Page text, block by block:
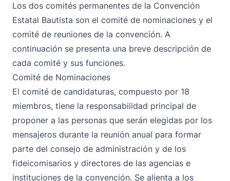
Los dos comités permanentes de la Convención
Estatal Bautista son el comité de nominaciones y el
comité de reuniones de la convención. A
continuación se presenta una breve descripción de
cada comité y sus funciones.
Comité de Nominaciones
El comité de candidaturas, compuesto por 18
miembros, tiene la responsabilidad principal de
proponer a las personas que serán elegidas por los
mensajeros durante la reunión anual para formar
parte del consejo de administración y de los
fideicomisarios y directores de las agencias e
instituciones de la convención. Se alienta a los